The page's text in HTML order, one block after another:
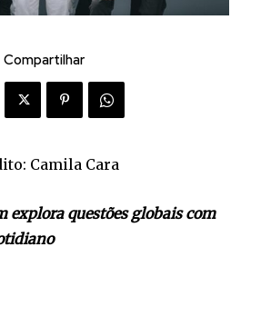
Compartilhar
Camila Cara
explora questões globais com